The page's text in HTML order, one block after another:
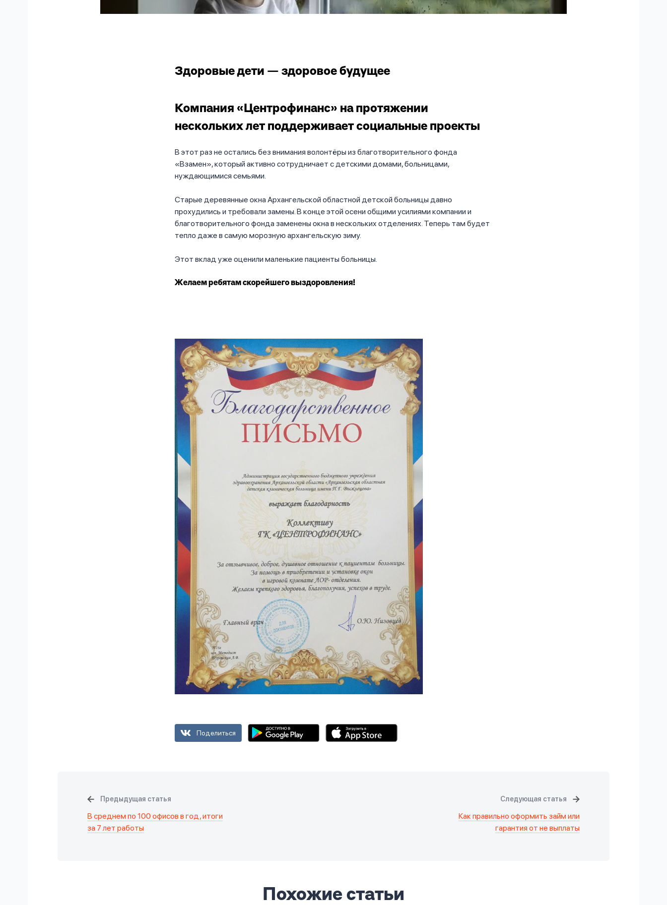
Здоровые дети — здоровое будущее
Компания «Центрофинанс» на протяжении
нескольких лет поддерживает социальные проекты
В этот раз не остались без внимания волонтёры из благотворительного фонда
«Взамен», который активно сотрудничает с детскими домами, больницами,
нуждающимися семьями.
Старые деревянные окна Архангельской областной детской больницы давно
прохудились и требовали замены. В конце этой осени общими усилиями компании и
благотворительного фонда заменены окна в нескольких отделениях. Теперь там будет
тепло даже в самую морозную архангельскую зиму.
Этот вклад уже оценили маленькие пациенты больницы.
Желаем ребятам скорейшего выздоровления!
Поделиться
Предыдущая статья
В среднем по 100 офисов в год, итоги
за 7 лет работы
Следующая статья
Как правильно оформить займ или
гарантия от не выплаты
Похожие статьи